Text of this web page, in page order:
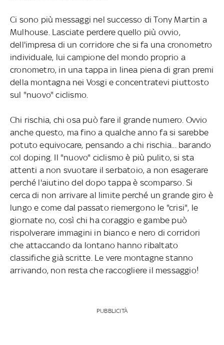
Ci sono più messaggi nel successo di Tony Martin a
Mulhouse. Lasciate perdere quello più ovvio,
dell'impresa di un corridore che si fa una cronometro
individuale, lui campione del mondo proprio a
cronometro, in una tappa in linea piena di gran premi
della montagna nei Vosgi e concentratevi piuttosto
sul "nuovo" ciclismo.
Chi rischia, chi osa può fare il grande numero. Ovvio
anche questo, ma fino a qualche anno fa si sarebbe
potuto equivocare, pensando a chi rischia... barando
col doping. Il "nuovo" ciclismo è più pulito, si sta
attenti a non svuotare il serbatoio, a non esagerare
perché l'aiutino del dopo tappa è scomparso. Si
cerca di non arrivare al limite perché un grande giro è
lungo e come dal passato riemergono le "crisi", le
giornate no, così chi ha coraggio e gambe può
rispolverare immagini in bianco e nero di corridori
che attaccando da lontano hanno ribaltato
classifiche già scritte. Le vere montagne stanno
arrivando, non resta che raccogliere il messaggio!
PUBBLICITÀ